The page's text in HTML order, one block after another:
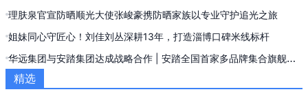
理肤泉官宣防晒顺光大使张峻豪携防晒家族以专业守护追光之旅
姐妹同心守匠心！刘佳刘丛深耕13年，打造淄博口碑米线标杆
华远集团与安踏集团达成战略合作 | 安踏全国首家多品牌集合旗舰店
落地西单
精选